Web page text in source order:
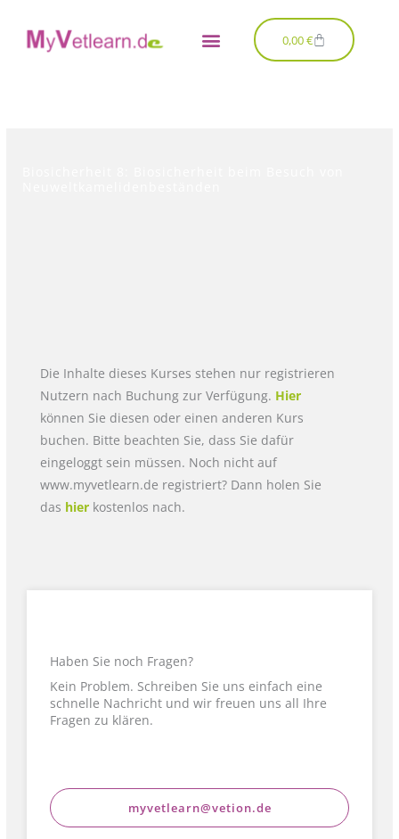
Inhalt
springen
0,00€Warenkorb
Die Inhalte dieses Kurses stehen nur registrieren
Nutzern nach Buchung zur Verfügung. Hier
können Sie diesen oder einen anderen Kurs
buchen. Bitte beachten Sie, dass Sie dafür
eingeloggt sein müssen. Noch nicht auf
www.myvetlearn.de registriert? Dann holen Sie
das hier kostenlos nach.
Haben Sie noch Fragen?
Kein Problem. Schreiben Sie uns einfach eine
schnelle Nachricht und wir freuen uns all Ihre
Fragen zu klären.
myvetlearn@vetion.de